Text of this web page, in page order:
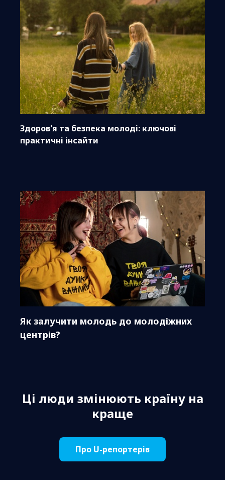
Здоров'я та безпека молоді: ключові
практичні інсайти
Як залучити молодь до молодіжних
центрів?
Ці люди змінюють країну на
краще
Про U-репортерів